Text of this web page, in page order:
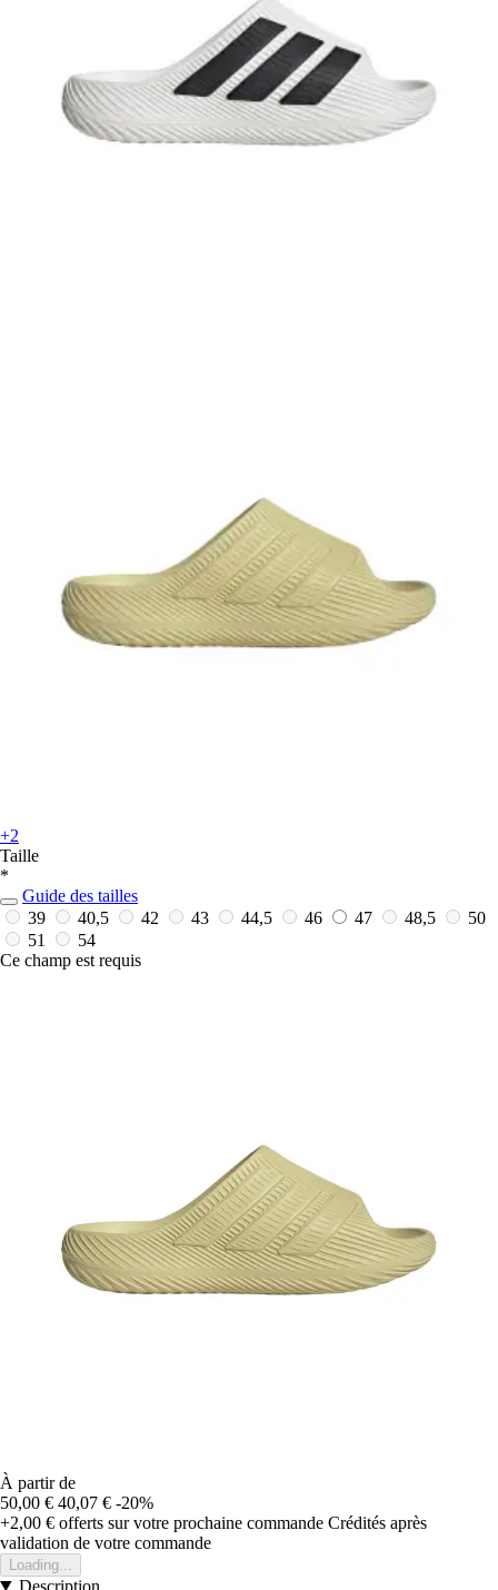
+2
Taille
*
Guide des tailles
39
40,5 42 43 44,5 46 47 48,5
50
51
54
Ce champ est requis
À partir de
50,00 € 40,07 € -20%
+2,00 € offerts sur votre prochaine commande Crédités après
validation de votre commande
Loading...
Description